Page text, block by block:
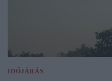
IDŐJÁRÁS